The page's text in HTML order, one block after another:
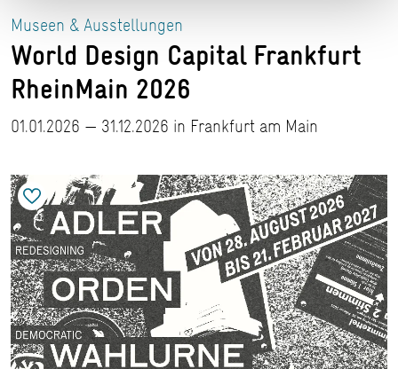
Museen & Ausstellungen
World Design Capital Frankfurt
RheinMain 2026
01.01.2026 — 31.12.2026 in Frankfurt am Main